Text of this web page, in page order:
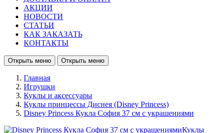
АКЦИИ
НОВОСТИ
СТАТЬИ
КАК ЗАКАЗАТЬ
КОНТАКТЫ
Открыть меню Открыть меню
Главная
Игрушки
Куклы и аксессуары
Куклы принцессы Диснея (Disney Princess)
Disney Princess Кукла София 37 см с украшениями